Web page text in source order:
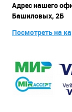
Адрес нашего
Башиловых, 2Б
Посмотреть на